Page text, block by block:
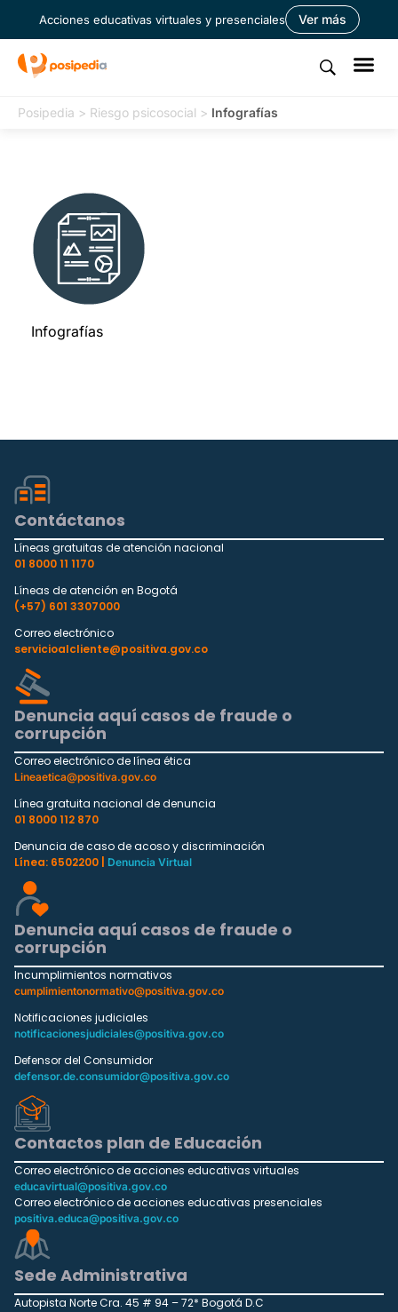
Acciones educativas virtuales y presenciales Ver más
Posipedia > Riesgo psicosocial > Infografías
Infografías
Contáctanos
Líneas gratuitas de atención nacional
01 8000 11 1170
Líneas de atención en Bogotá
(+57) 601 3307000
Correo electrónico
servicioalcliente@positiva.gov.co
Denuncia aquí casos de fraude o
corrupción
Correo electrónico de línea ética
Lineaetica@positiva.gov.co
Línea gratuita nacional de denuncia
01 8000 112 870
Denuncia de caso de acoso y discriminación
Línea: 6502200 |
Denuncia Virtual
Denuncia aquí casos de fraude o
corrupción
Incumplimientos normativos
cumplimientonormativo@positiva.gov.co
Notificaciones judiciales
notificacionesjudiciales@positiva.gov.co
Defensor del Consumidor
defensor.de.consumidor@positiva.gov.co
Contactos plan de Educación
Correo electrónico de acciones educativas virtuales
educavirtual@positiva.gov.co
Correo electrónico de acciones educativas presenciales
positiva.educa@positiva.gov.co
Sede Administrativa
Autopista Norte Cra. 45 # 94 – 72* Bogotá D.C